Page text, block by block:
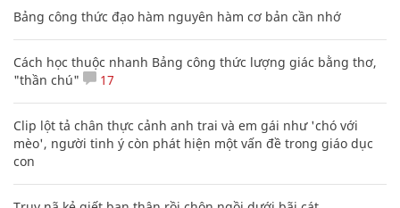
Bảng công thức đạo hàm nguyên hàm cơ bản cần nhớ
Cách học thuộc nhanh Bảng công thức lượng giác bằng thơ,
"thần chú"
17
Clip lột tả chân thực cảnh anh trai và em gái như 'chó với
mèo', người tinh ý còn phát hiện một vấn đề trong giáo dục
con